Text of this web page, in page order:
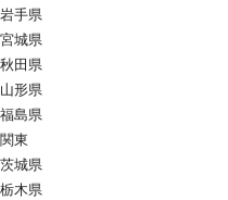
岩手県
宮城県
秋田県
山形県
福島県
関東
茨城県
栃木県